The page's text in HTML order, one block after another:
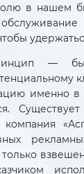
в нашем
—
именно в
Существует
только